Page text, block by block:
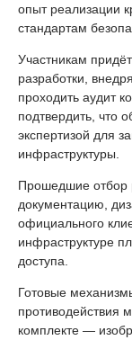
опыт реализации
стандартам
Участникам
разработки,
проходить аудит
подтвердить, что
экспертизой для
инфраструктуры.
Прошедшие отбор
документацию,
официального
инфраструктуре
доступа.
Готовые
противодействия
комплекте —